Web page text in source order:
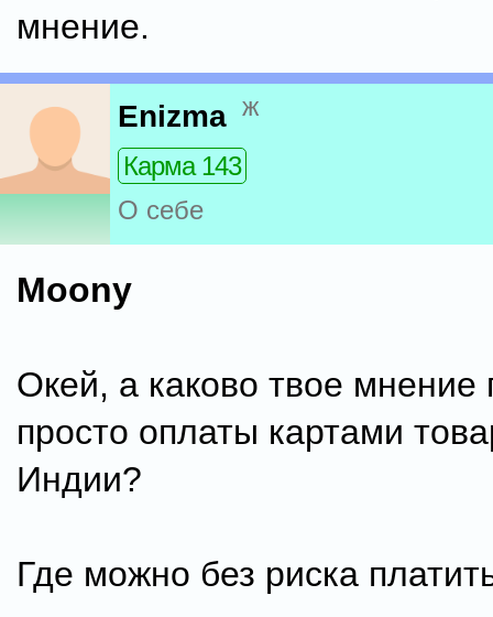
мнение.
Enizma ж
Карма 143
О себе
Moony
Окей, а каково твое мнение
просто оплаты картами
Индии?
Где можно без риска